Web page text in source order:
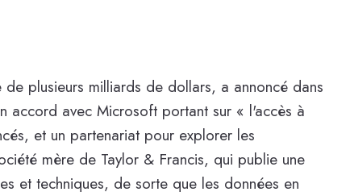
plusieurs milliards de dollars, a annoncé dans
accord avec Microsoft portant sur « l'accès à
et un partenariat pour explorer les
mère de Taylor & Francis, qui publie une
et techniques, de sorte que les données en